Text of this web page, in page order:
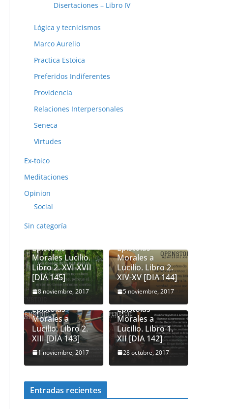
Disertaciones – Libro IV
Lógica y tecnicismos
Marco Aurelio
Practica Estoica
Preferidos Indiferentes
Providencia
Relaciones Interpersonales
Seneca
Virtudes
Ex-toico
Meditaciones
Opinion
Social
Sin categoría
Epistolas
Morales Lucilio.
Libro 2. XVI-XVII
[DIA 145]
8 noviembre, 2017
Epistolas
Morales a
Lucilio. Libro 2.
XIV-XV [DIA 144]
5 noviembre, 2017
Epistolas
Morales a
Lucilio. Libro 2.
XIII [DIA 143]
1 noviembre, 2017
Seneca.
Epistolas
Morales a
Lucilio. Libro 1.
XII [DIA 142]
28 octubre, 2017
Entradas recientes